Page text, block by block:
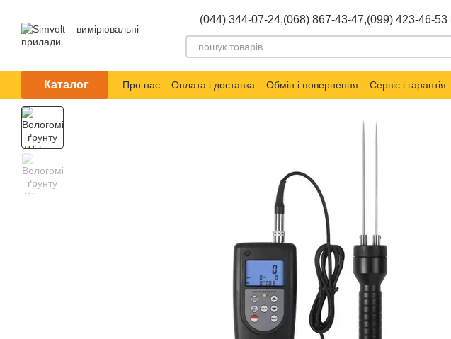
(044) 344-07-24,(068) 867-43-47,(099) 423-46-53
Каталог Про нас Оплата і доставка Обмін і повернення Сервіс і гарантія